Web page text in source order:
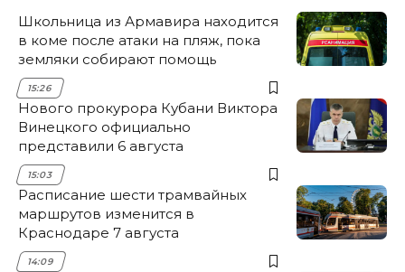
Школьница из Армавира находится
в коме после атаки на пляж, пока
земляки собирают помощь
15:26
Нового прокурора Кубани Виктора
Винецкого официально
представили 6 августа
15:03
Расписание шести трамвайных
маршрутов изменится в
Краснодаре 7 августа
14:09